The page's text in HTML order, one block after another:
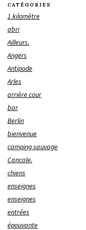
CATÉGORIES
1 kilomètre
abri
Ailleurs.
Angers
Antipode
Arles
arrière cour
bar
Berlin
bienvenue
camping sauvage
Cancale.
chiens
enseignes
enseignes
entrées
épouvante